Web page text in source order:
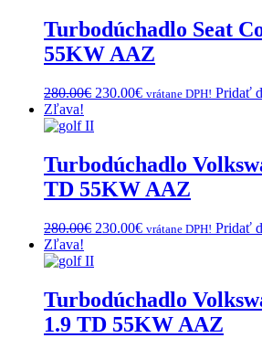
Turbodúchadlo Seat
55KW AAZ
280.00€ Original
230.00€Current
vrátane DPH! Pridať
Zľava!
Turbodúchadlo
TD 55KW AAZ
280.00€ Original
230.00€Current
vrátane DPH! Pridať
Zľava!
Turbodúchadlo
1.9 TD 55KW AAZ